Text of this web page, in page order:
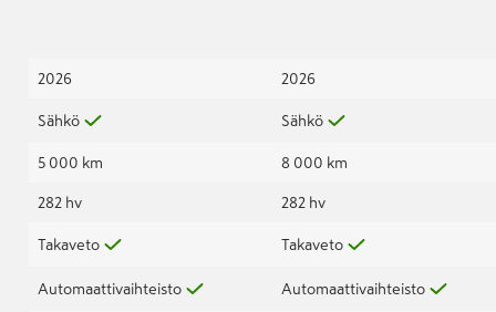
2026
Sähkö
5 000 km
282 hv
Takaveto
Automaattivaihteisto
2026
Sähkö
8 000 km
282 hv
Takaveto
Automaattivaihteisto